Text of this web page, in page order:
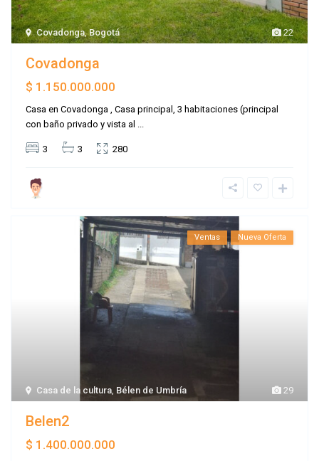
22
Covadonga,Bogotá
Covadonga
$ 1.150.000.000
Casa en Covadonga , Casa principal, 3 habitaciones (principal
con baño privado y vista al ...
3 3 280
29
Casa de la cultura, Bélen de Umbría
Ventas Nueva Oferta
Belen2
$ 1.400.000.000